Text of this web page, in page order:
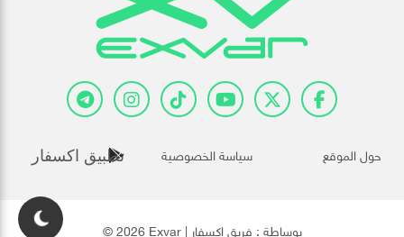
حول الموقع سياسة الخصوصية تطبيق اكسفار
© 2026 Exvar | بوساطة : فريق إكسفار